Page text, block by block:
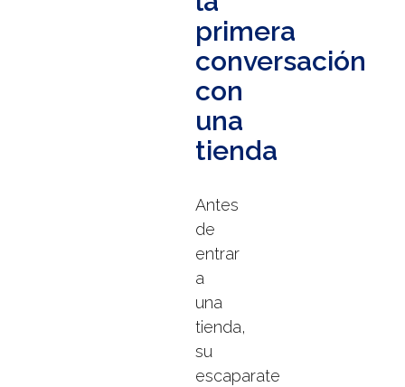
primera
conversación
con
una
tienda
Antes
de
entrar
a
una
tienda,
su
escaparate